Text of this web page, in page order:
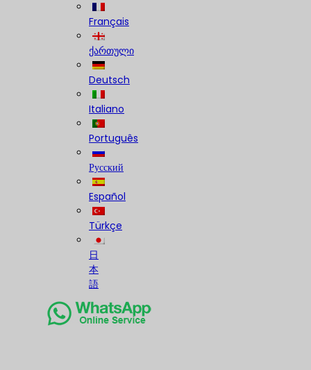
Français
ქართული
Deutsch
Italiano
Português
Русский
Español
Türkçe
日
本
語